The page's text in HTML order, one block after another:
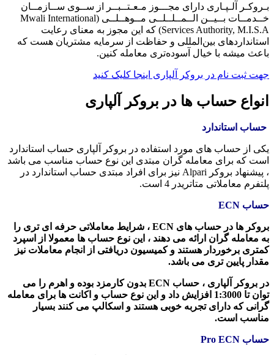
بـروکـر آلـپـاری دارای مجـــوز مـعـتــبــر از ســوی ســازمــان
خــدمــات بــیــن الــمــلــلــی مــوهــلــی (Mwali International
Services Authority, M.I.S.A) که این مجوز به معنای رعایت
استانداردهای بین‌المللی و حفاظت از سرمایه مشتریان هست که
باعث میشه با خیال آسوده‌تری معامله کنین.
جهت ثبت نام در بروکر آلپاری اینجا کلیک کنید
انواع حساب ها در بروکر آلپاری
حساب استاندارد
یکی از حساب های مورد استفاده در بروکر آلپاری حساب استاندارد
است که برای معامله گران مبتدی این نوع حساب مناسب می باشد
، پیشنهاد بروکر Alpari نیز برای افراد مبتدی حساب استاندارد در
پلتفرم معاملاتی متاتریدر 4 است.
حساب ECN
بروکر ها در حساب های ECN ، شرایط معاملاتی حرفه ای تری را
به معامله گران ارائه می دهند ، این نوع حساب ها معمولا از اسپرد
کمتری برخوردار هستند و کمیسیون دریافتی از انجام معاملات نیز
مقدار پایین تری می باشد.
در بروکر آلپاری ، حساب ECN بدون کارمزد بوده و اهرم را می
توان تا 1:3000 افزایش داد و این نوع حساب و اکانت ها برای معامله
گرانی که دارای تجربه خوبی هستند و اسکالپ می کنند بسیار
مناسب است.
حساب Pro ECN